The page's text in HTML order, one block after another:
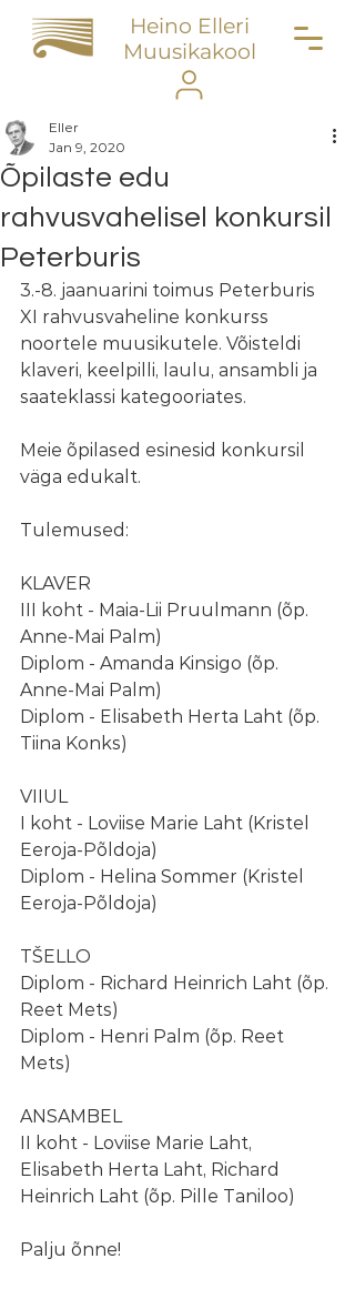
Heino Elleri
Muusikakool
Õpilaste edu
rahvusvahelisel konkursil
Peterburis
Eller
Jan 9, 2020
3.-8. jaanuarini toimus Peterburis
XI rahvusvaheline konkurss
noortele muusikutele. Võisteldi
klaveri, keelpilli, laulu, ansambli ja
saateklassi kategooriates.
Meie õpilased esinesid konkursil
väga edukalt.
Tulemused:
KLAVER
III koht - Maia-Lii Pruulmann (õp.
Anne-Mai Palm)
Diplom - Amanda Kinsigo (õp.
Anne-Mai Palm)
Diplom - Elisabeth Herta Laht (õp.
Tiina Konks)
VIIUL
I koht - Loviise Marie Laht (Kristel
Eeroja-Põldoja)
Diplom - Helina Sommer (Kristel
Eeroja-Põldoja)
TŠELLO
Diplom - Richard Heinrich Laht (õp.
Reet Mets)
Diplom - Henri Palm (õp. Reet
Mets)
ANSAMBEL
II koht - Loviise Marie Laht,
Elisabeth Herta Laht, Richard
Heinrich Laht (õp. Pille Taniloo)
Palju õnne!